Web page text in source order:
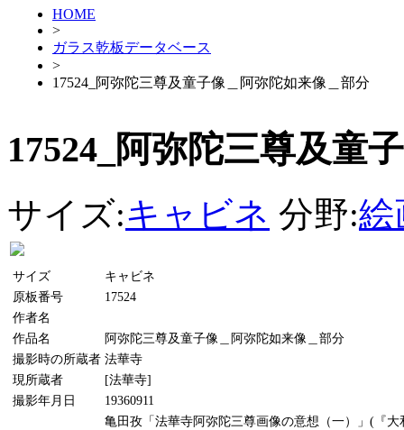
HOME
>
ガラス乾板データベース
>
17524_阿弥陀三尊及童子像＿阿弥陀如来像＿部分
17524_阿弥陀三尊及童
サイズ:キャビネ 分野:絵
サイズ
キャビネ
原板番号
17524
作者名
作品名
阿弥陀三尊及童子像＿阿弥陀如来像＿部分
撮影時の所蔵者 法華寺
現所蔵者
[法華寺]
撮影年月日
19360911
亀田孜「法華寺阿弥陀三尊画像の意想（一）」(『